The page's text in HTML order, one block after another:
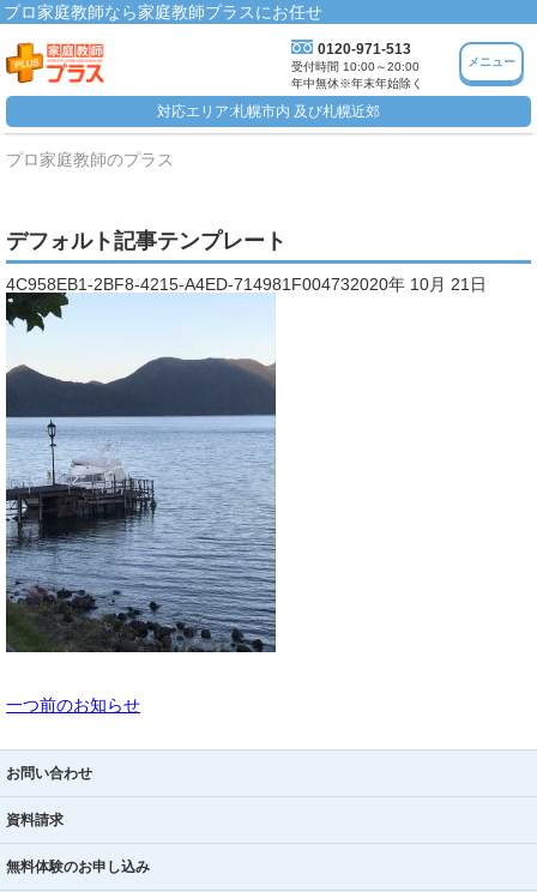
プロ家庭教師なら家庭教師プラスにお任せ
0120-971-513
受付時間 10:00～20:00
年中無休※年末年始除く
メニュー
対応エリア:札幌市内 及び札幌近郊
プロ家庭教師のプラス
デフォルト記事テンプレート
4C958EB1-2BF8-4215-A4ED-714981F004732020年 10月 21日
一つ前のお知らせ
お問い合わせ
資料請求
無料体験のお申し込み